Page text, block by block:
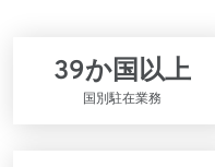
39か国以上
国別駐在業務